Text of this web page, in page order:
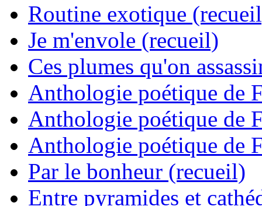
Routine exotique
Je m'envole (recueil)
Ces plumes qu'on
Anthologie poétique de
Anthologie poétique de
Anthologie poétique de
Par le bonheur (recueil)
Entre pyramides et